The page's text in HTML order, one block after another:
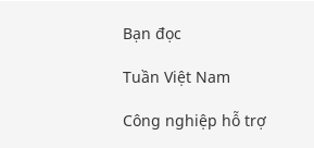
Bạn đọc
Tuần Việt Nam
Công nghiệp hỗ trợ